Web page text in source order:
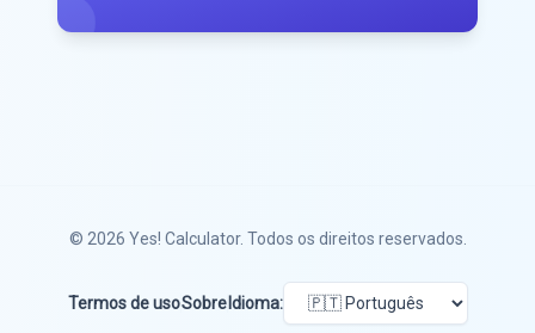
© 2026 Yes! Calculator. Todos os direitos reservados.
Termos de usoSobreIdioma: